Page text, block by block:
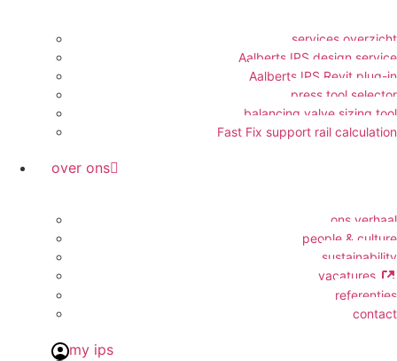
services overzicht
Aalberts IPS design service
Aalberts IPS Revit plug-in
press tool selector
balancing valve sizing tool
Fast Fix support rail calculation
over ons
ons verhaal
people & culture
sustainability
vacatures
referenties
contact
my ips